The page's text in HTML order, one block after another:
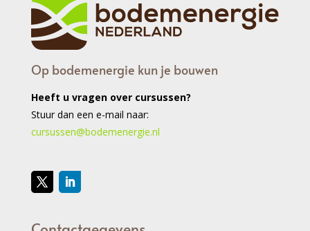
Op bodemenergie kun je bouwen
Heeft u vragen over cursussen?
Stuur dan een e-mail naar:
cursussen@bodemenergie.nl